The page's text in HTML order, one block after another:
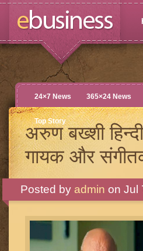
24×7 News 365×24 News
Top Story
अरुण बख्शी
गायक और
Posted by admin on Jul